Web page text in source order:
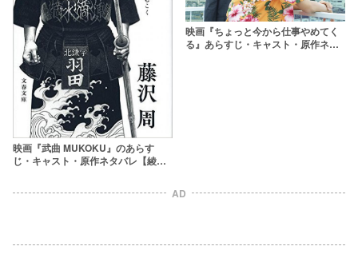
映画『武曲 MUKOKU』のあらす
じ・キャスト・原作ネタバレ【綾野
映画『ちょっと今から仕事やめてく
る』あらすじ・キャスト・原作ネタ
AD